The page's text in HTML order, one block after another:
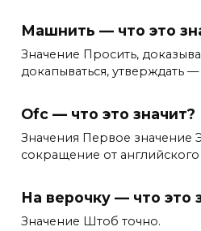
Машнить — что это
Значение Просить,
докапываться, утверждать —
Ofc — что это значит?
Значения Первое значение
сокращение от английского
На верочку — что это
Значение Штоб точно.